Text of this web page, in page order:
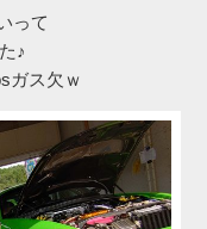
って
♪
ガス欠ｗ